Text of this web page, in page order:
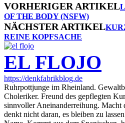
VORHERIGER ARTIKEL
OF THE BODY (NSFW)
NÄCHSTER ARTIKEL
REINE KOPFSACHE
EL FLOJO
https://denkfabrikblog.de
Ruhrpottjunge im Rheinland.
Choleriker. Freund des gepflegten
sinnvoller Aneinanderreihung. Macht
denkt nicht daran, es bleiben zu